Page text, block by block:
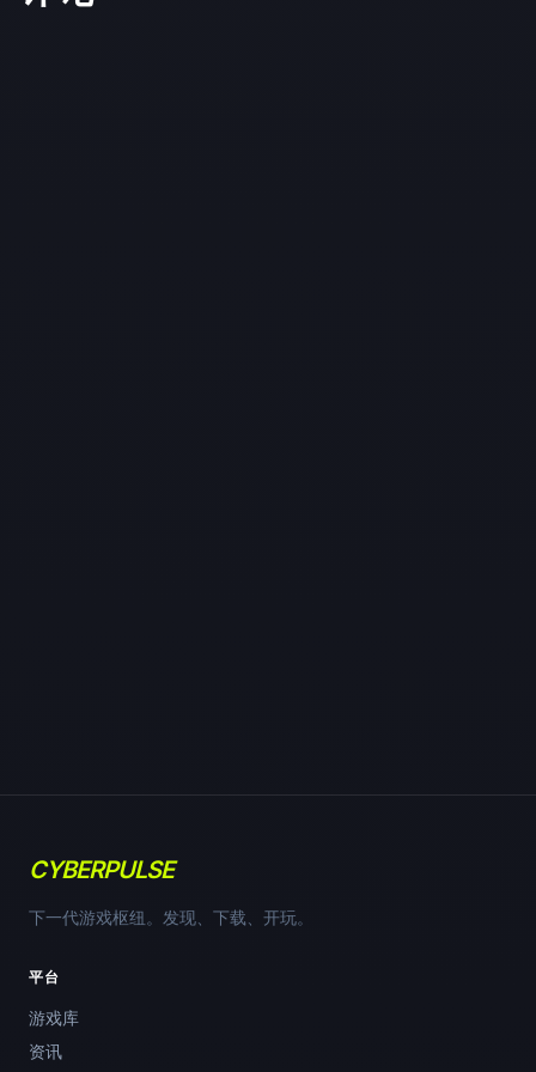
CYBERPULSE
下一代游戏枢纽。发现、下载、开玩。
平台
游戏库
资讯